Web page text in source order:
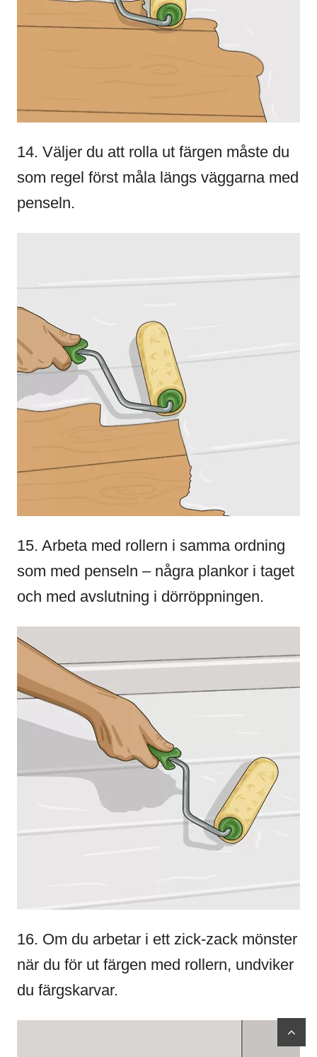
14. Väljer du att rolla ut färgen måste du
som regel först måla längs väggarna med
penseln.
15. Arbeta med rollern i samma ordning
som med penseln – några plankor i taget
och med avslutning i dörröppningen.
16. Om du arbetar i ett zick-zack mönster
när du för ut färgen med rollern, undviker
du färgskarvar.